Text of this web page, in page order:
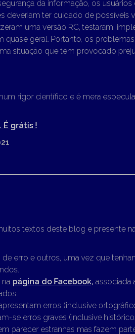
da informação, os usuários
ter cuidado de possíveis
uma versão RC, testaram,
geral. Portanto, os
situação que tem provocado
rigor científico e é mera
É grátis !
textos deste blog e presente
erro e outros, uma vez que
página do Facebook, associada
erros (inclusive
se erros graves (inclusive
parecer estranhas mas fazem